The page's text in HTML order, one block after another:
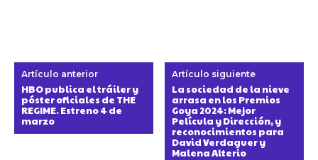
Artículo anterior
HBO publica el tráiler y
póster oficiales de THE
REGIME. Estreno 4 de
marzo
Artículo siguiente
La sociedad de la nieve
arrasa en los Premios
Goya 2024: Mejor
Película y Dirección, y
reconocimientos para
David Verdaguer y
Malena Alterio